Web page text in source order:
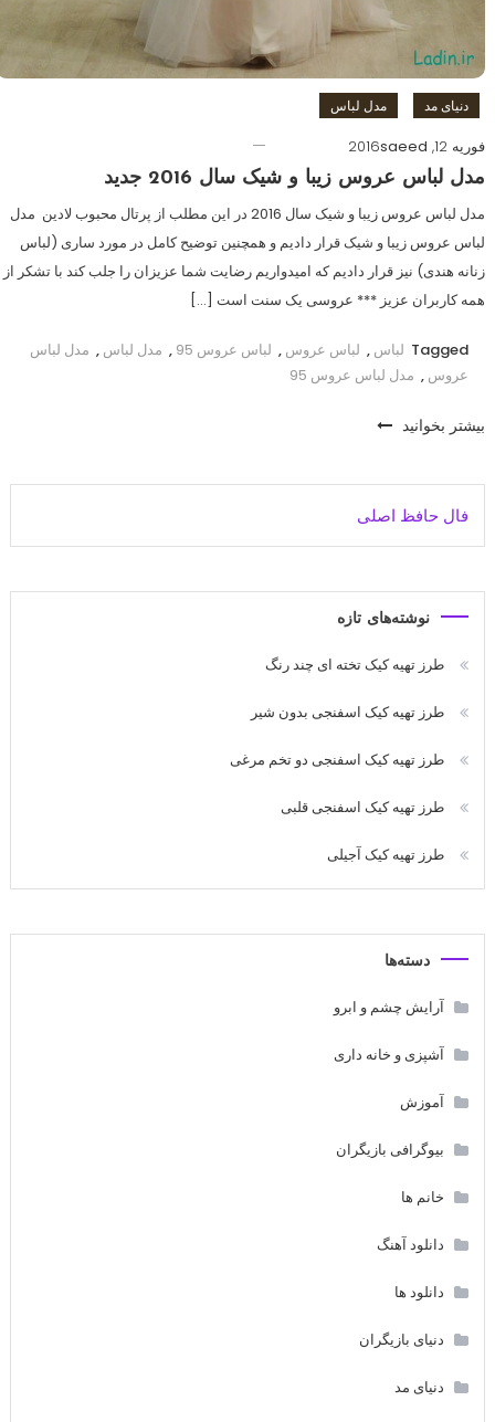
دنیای مد مدل لباس
فوریه 12, 2016
saeed
مدل لباس عروس زیبا و شیک سال 2016 جدید
مدل لباس عروس زیبا و شیک سال 2016 در این مطلب از پرتال محبوب لادین مدل
لباس عروس زیبا و شیک قرار دادیم و همچنین توضیح کامل در مورد ساری (لباس
زنانه هندی) نیز قرار دادیم که امیدواریم رضایت شما عزیزان را جلب کند با تشکر از
همه کاربران عزیز *** عروسی یک سنت است […]
Tagged لباس , لباس عروس , لباس عروس 95 , مدل لباس , مدل لباس
عروس , مدل لباس عروس 95
بیشتر بخوانید
فال حافظ اصلی
نوشته‌های تازه
طرز تهیه کیک تخته ای چند رنگ
طرز تهیه کیک اسفنجی بدون شیر
طرز تهیه کیک اسفنجی دو تخم مرغی
طرز تهیه کیک اسفنجی قلبی
طرز تهیه کیک آجیلی
دسته‌ها
آرایش چشم و ابرو
آشپزی و خانه داری
آموزش
بیوگرافی بازیگران
خانم ها
دانلود آهنگ
دانلود ها
دنیای بازیگران
دنیای مد